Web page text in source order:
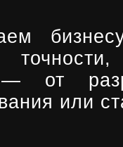
— от
или